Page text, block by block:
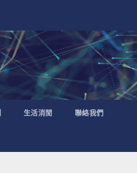
生活消閒 聯絡我們